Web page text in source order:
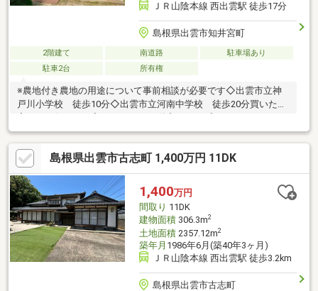
ＪＲ山陰本線 西出雲駅 徒歩17分
島根県出雲市知井宮町
2階建て 南道路
駐車場あり
駐車2台
所有権
※農地付き農地の用途について事前相談が必要です◇出雲市立神
戸川小学校 徒歩10分◇出雲市立河南中学校 徒歩20分買いたい
■■■━━━━━━━━物件見学のご希望はお気軽にお申し付けく
ださい！ TEL：0853-31-8980━━━━━━━━■■■
島根県出雲市古志町 1,400万円 11DK
1,400万円
間取り 11DK
建物面積306.3m2
土地面積2357.12m2
築年月 1986年6月(築40年3ヶ月)
ＪＲ山陰本線 西出雲駅 徒歩3.2km
島根県出雲市古志町